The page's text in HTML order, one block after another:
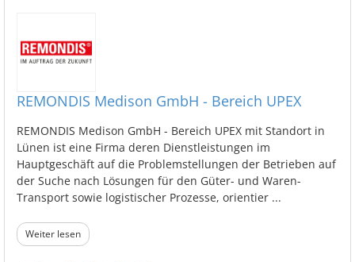
REMONDIS Medison GmbH - Bereich UPEX
REMONDIS Medison GmbH - Bereich UPEX mit Standort in
Lünen ist eine Firma deren Dienstleistungen im
Hauptgeschäft auf die Problemstellungen der Betrieben auf
der Suche nach Lösungen für den Güter- und Waren-
Transport sowie logistischer Prozesse, orientier ...
Weiter lesen